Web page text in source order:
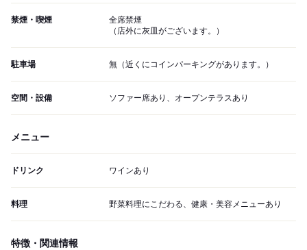
禁煙・喫煙
全席禁煙
（店外に灰皿がございます。）
駐車場 無（近くにコインパーキングがあります。）
空間・設備 ソファー席あり、オープンテラスあり
メニュー
ドリンク ワインあり
料理 野菜料理にこだわる、健康・美容メニューあり
特徴・関連情報